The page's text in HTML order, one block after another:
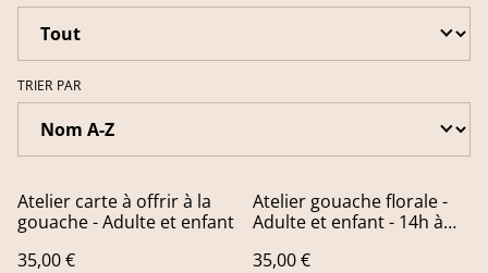
TRIER PAR
Atelier carte à offrir à la
gouache - Adulte et enfant
35,00 €
Atelier gouache florale -
Adulte et enfant - 14h à
35,00 €